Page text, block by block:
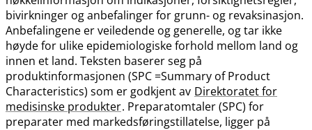
bivirkninger og anbefalinger for grunn- og revaksinasjon.
Anbefalingene er veiledende og generelle, og tar ikke
høyde for ulike epidemiologiske forhold mellom land og
innen et land. Teksten baserer seg på
produktinformasjonen (SPC =Summary of Product
Characteristics) som er godkjent av Direktoratet for
medisinske produkter. Preparatomtaler (SPC) for
preparater med markedsføringstillatelse, ligger på